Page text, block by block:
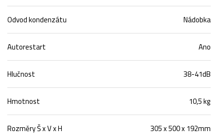
Odvod kondenzátu
Nádobka
Autorestart
Ano
Hlučnost
38-41dB
Hmotnost
10,5 kg
Rozměry Š x V x H
305 x 500 x 192mm